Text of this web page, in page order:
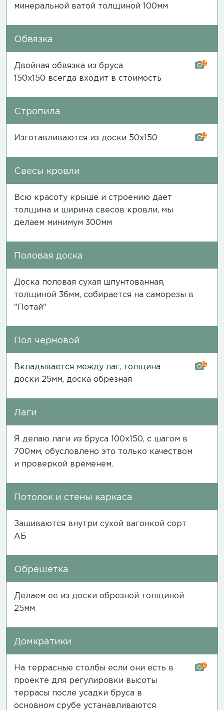
минеральной ватой толщиной 100мм
Обвязка
Двойная обвязка из бруса
150х150 всегда входит в стоимость
13
Стропила
Изготавливаются из доски 50х150 22
Свесы кровли
Всю красоту крыше и строению дает
толщина и ширина свесов кровли, мы
делаем минимум 300мм
Половая доска
Доска половая сухая шпунтованная,
толщиной 36мм, собирается на саморезы в
"Потай"
Пол черновой
Вкладывается между лаг, толщина
доски 25мм, доска обрезная
16
Лаги
Я делаю лаги из бруса 100х150, с шагом в
700мм, обусловлено это только качеством
и проверкой временем.
Потолок и стены каркаса
Зашиваются внутри сухой вагонкой сорт
АБ
Обрешетка
Делаем ее из доски обрезной толщиной
25мм
Домкратики
На террасные столбы если они есть в
проекте для регулировки высоты
террасы после усадки бруса в
основном срубе устанавливаются
6